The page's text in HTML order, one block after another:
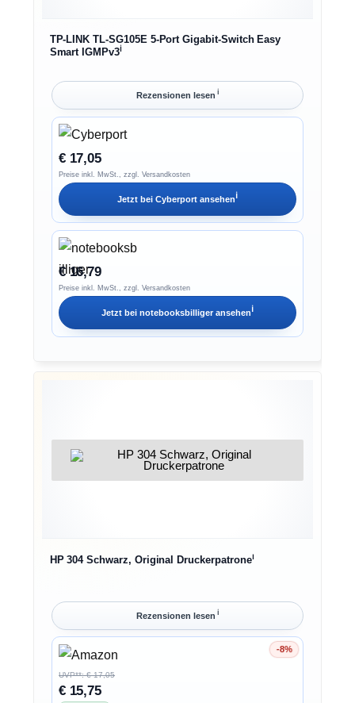
TP-LINK TL-SG105E 5-Port Gigabit-Switch Easy
Smart IGMPv3ℹ︎
Rezensionen lesen ℹ︎
€ 17,05
Preise inkl. MwSt., zzgl. Versandkosten
Jetzt bei Cyberport ansehenℹ︎
€ 16,79
Preise inkl. MwSt., zzgl. Versandkosten
Jetzt bei notebooksbilligeransehenℹ︎
HP 304 Schwarz, Original Druckerpatroneℹ︎
Rezensionen lesen ℹ︎
-8%
Ersparnis 8%
UVP**: € 17,05
€ 15,75